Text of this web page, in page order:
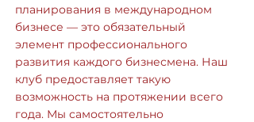
планирования в международном
бизнесе — это обязательный
элемент профессионального
развития каждого бизнесмена. Наш
клуб предоставляет такую
возможность на протяжении всего
года. Мы самостоятельно